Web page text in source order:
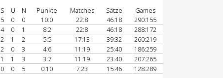
S U N Punkte Matches Sätze
Games
5 0 0 10:0 22:8 46:18
290:155
4 0 1 8:2 22:8 46:18
288:172
2 1 2 5:5 17:13 39:32
260:219
2 0 3 4:6 11:19 25:40
186:259
1 1 3 3:7 11:19 23:40
207:265
0 0 5 0:10 7:23 15:46 128:289